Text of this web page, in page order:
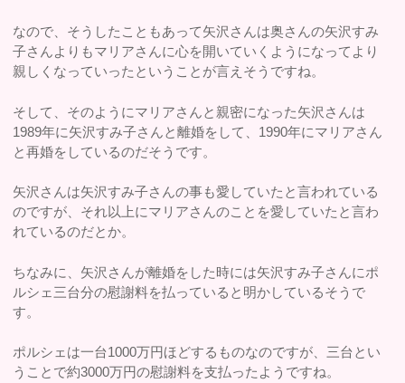
なので、そうしたこともあって矢沢さんは奥さんの矢沢すみ
子さんよりもマリアさんに心を開いていくようになってより
親しくなっていったということが言えそうですね。
そして、そのようにマリアさんと親密になった矢沢さんは
1989年に矢沢すみ子さんと離婚をして、1990年にマリアさん
と再婚をしているのだそうです。
矢沢さんは矢沢すみ子さんの事も愛していたと言われている
のですが、それ以上にマリアさんのことを愛していたと言わ
れているのだとか。
ちなみに、矢沢さんが離婚をした時には矢沢すみ子さんにポ
ルシェ三台分の慰謝料を払っていると明かしているそうで
す。
ポルシェは一台1000万円ほどするものなのですが、三台とい
うことで約3000万円の慰謝料を支払ったようですね。